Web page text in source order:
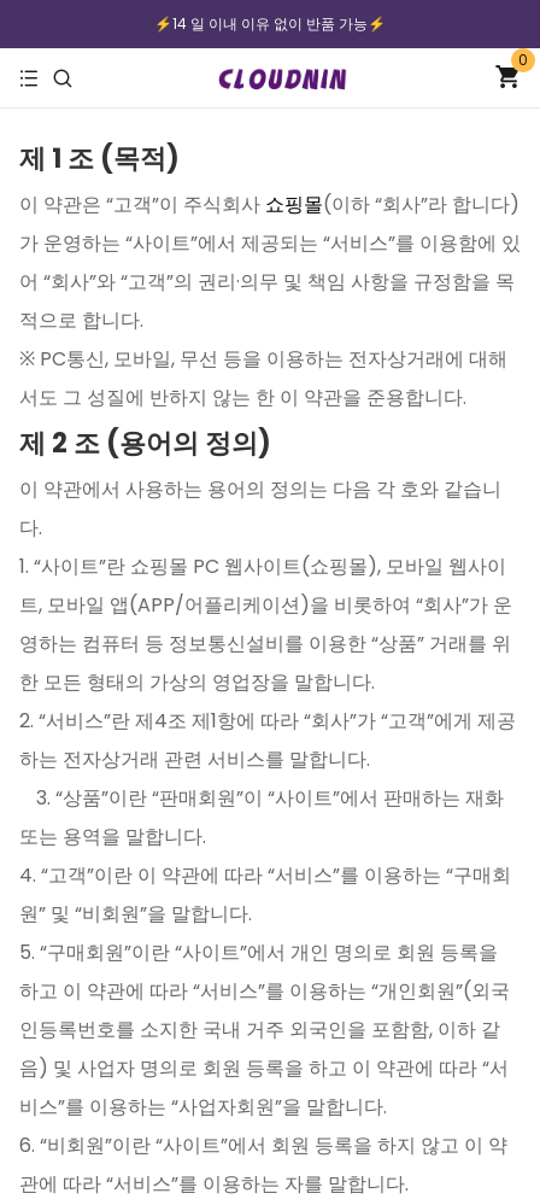
⚡️14 일 이내 이유 없이 반품 가능⚡️
⚡️무료배송｜안전한 지불⚡️
0
제 1 조 (목적)
이 약관은 “고객”이 주식회사 쇼핑몰(이하 “회사”라 합니다)
가 운영하는 “사이트”에서 제공되는 “서비스”를 이용함에 있
어 “회사”와 “고객”의 권리·의무 및 책임 사항을 규정함을 목
적으로 합니다.
※ PC통신, 모바일, 무선 등을 이용하는 전자상거래에 대해
서도 그 성질에 반하지 않는 한 이 약관을 준용합니다.
제 2 조 (용어의 정의)
이 약관에서 사용하는 용어의 정의는 다음 각 호와 같습니
다.
1. “사이트”란 쇼핑몰 PC 웹사이트(쇼핑몰), 모바일 웹사이
트, 모바일 앱(APP/어플리케이션)을 비롯하여 “회사”가 운
영하는 컴퓨터 등 정보통신설비를 이용한 “상품” 거래를 위
한 모든 형태의 가상의 영업장을 말합니다.
2. “서비스”란 제4조 제1항에 따라 “회사”가 “고객”에게 제공
하는 전자상거래 관련 서비스를 말합니다.
3. “상품”이란 “판매회원”이 “사이트”에서 판매하는 재화
또는 용역을 말합니다.
4. “고객”이란 이 약관에 따라 “서비스”를 이용하는 “구매회
원” 및 “비회원”을 말합니다.
5. “구매회원”이란 “사이트”에서 개인 명의로 회원 등록을
하고 이 약관에 따라 “서비스”를 이용하는 “개인회원”(외국
인등록번호를 소지한 국내 거주 외국인을 포함함, 이하 같
음) 및 사업자 명의로 회원 등록을 하고 이 약관에 따라 “서
비스”를 이용하는 “사업자회원”을 말합니다.
6. “비회원”이란 “사이트”에서 회원 등록을 하지 않고 이 약
관에 따라 “서비스”를 이용하는 자를 말합니다.